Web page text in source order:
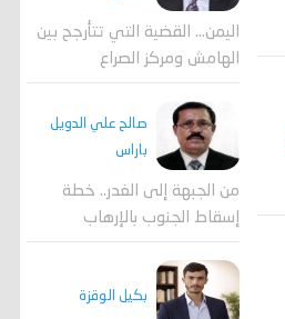
اليمن… القضية التي تتأرجح بين
الهامش ومركز الصراع
صالح علي الدويل
باراس
من الجبهة إلى الغدر.. خطة
إسقاط الجنوب بالإرهاب
بكيل الوقزة